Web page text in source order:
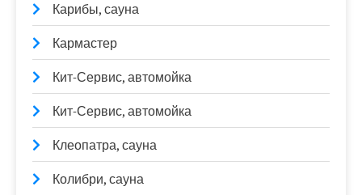
Карибы, сауна
Кармастер
Кит-Сервис, автомойка
Кит-Сервис, автомойка
Клеопатра, сауна
Колибри, сауна